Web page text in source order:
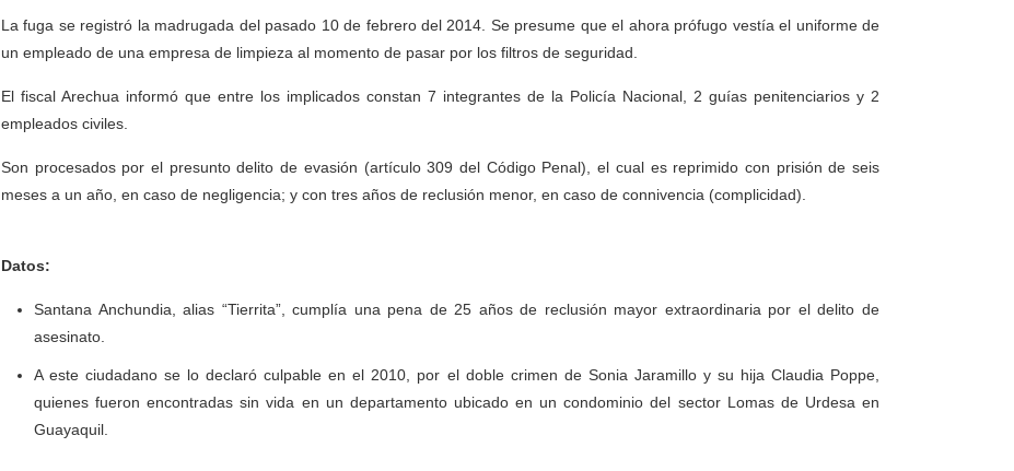
La fuga se registró la madrugada del pasado 10 de febrero del 2014. Se presume que el ahora prófugo vestía el uniforme de
un empleado de una empresa de limpieza al momento de pasar por los filtros de seguridad.
El fiscal Arechua informó que entre los implicados constan 7 integrantes de la Policía Nacional, 2 guías penitenciarios y 2
empleados civiles.
Son procesados por el presunto delito de evasión (artículo 309 del Código Penal), el cual es reprimido con prisión de seis
meses a un año, en caso de negligencia; y con tres años de reclusión menor, en caso de connivencia (complicidad).
Datos:
Santana Anchundia, alias “Tierrita”, cumplía una pena de 25 años de reclusión mayor extraordinaria por el delito de
asesinato.
A este ciudadano se lo declaró culpable en el 2010, por el doble crimen de Sonia Jaramillo y su hija Claudia Poppe,
quienes fueron encontradas sin vida en un departamento ubicado en un condominio del sector Lomas de Urdesa en
Guayaquil.